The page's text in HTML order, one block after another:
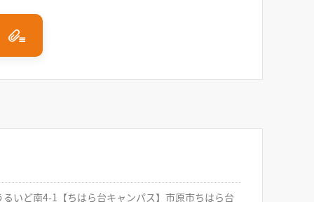
いど南4-1【ちはら台キャンパス】市原市ちはら台